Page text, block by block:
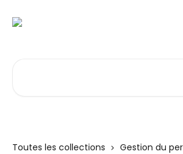
Toutes les collections
Gestion du